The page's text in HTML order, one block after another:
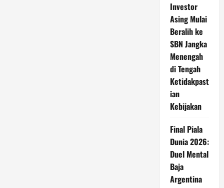
Investor
Asing Mulai
Beralih ke
SBN Jangka
Menengah
di Tengah
Ketidakpast
ian
Kebijakan
Final Piala
Dunia 2026:
Duel Mental
Baja
Argentina